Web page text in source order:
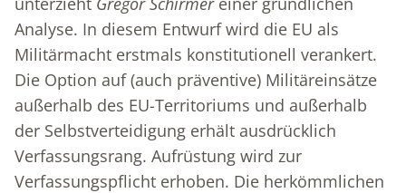
Analyse. In diesem Entwurf wird die EU als
Militärmacht erstmals konstitutionell verankert.
Die Option auf (auch präventive) Militäreinsätze
außerhalb des EU-Territoriums und außerhalb
der Selbstverteidigung erhält ausdrücklich
Verfassungsrang. Aufrüstung wird zur
Verfassungspflicht erhoben. Die herkömmlichen